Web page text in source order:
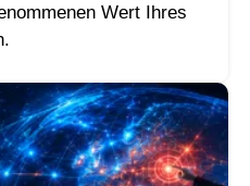
Wert Ihres